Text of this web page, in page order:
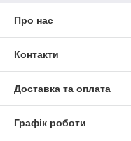
Про нас
Контакти
Доставка та оплата
Графік роботи